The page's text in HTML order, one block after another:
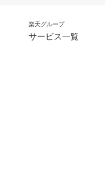
楽天グループ
サービス一覧